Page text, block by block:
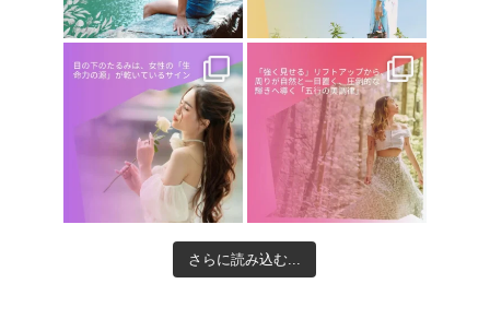
さらに読み込む...